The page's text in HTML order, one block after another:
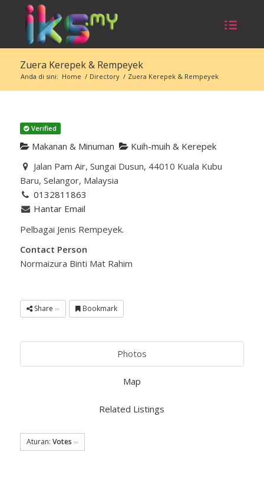
Zuera Kerepek & Rempeyek
Anda di sini: Home / Directory / Zuera Kerepek & Rempeyek
Verified
Makanan & Minuman
Kuih-muih & Kerepek
Jalan Pam Air, Sungai Dusun, 44010 Kuala Kubu
Baru, Selangor, Malaysia
0132811863
Hantar Email
Pelbagai Jenis Rempeyek.
Contact Person
Normaizura Binti Mat Rahim
Share Bookmark
Photos
Map
Related Listings
Aturan: Votes